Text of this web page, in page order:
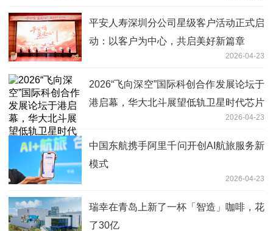
平安人寿深圳分公司星级客户活动正式启
动：以客户为中心，共启美好新篇章
2026-04-23
2026“飞向深空”国际科创合作发展论坛于
港启幕，华大北斗展望低轨卫星时代芯片
2026-04-23
中国东航携手阿里千问开创AI航旅服务新
模式
2026-04-23
瑞幸在青岛上新了一杯「智造」咖啡，花
了30亿